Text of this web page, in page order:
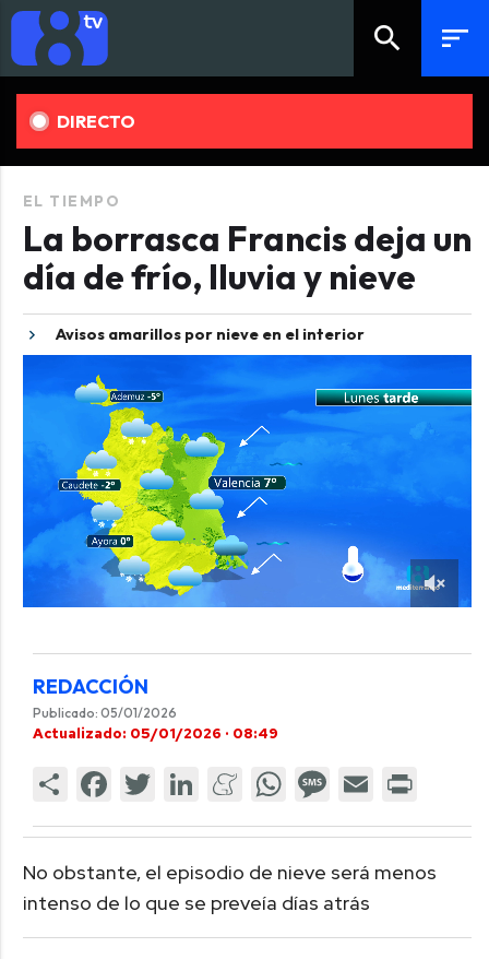
search sort
DIRECTO
EL TIEMPO
La borrasca Francis deja un
día de frío, lluvia y nieve
Avisos amarillos por nieve en el interior
REDACCIÓN
Publicado: 05/01/2026
Actualizado: 05/01/2026 · 08:49
No obstante, el episodio de nieve será menos
intenso de lo que se preveía días atrás